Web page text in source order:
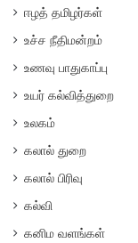
ஈழத் தமிழர்கள்
உச்ச நீதிமன்றம்
உணவு பாதுகாப்பு
உயர் கல்வித்துறை
உலகம்
கலால் துறை
கலால் பிரிவு
கல்வி
கனிம வளங்கள்